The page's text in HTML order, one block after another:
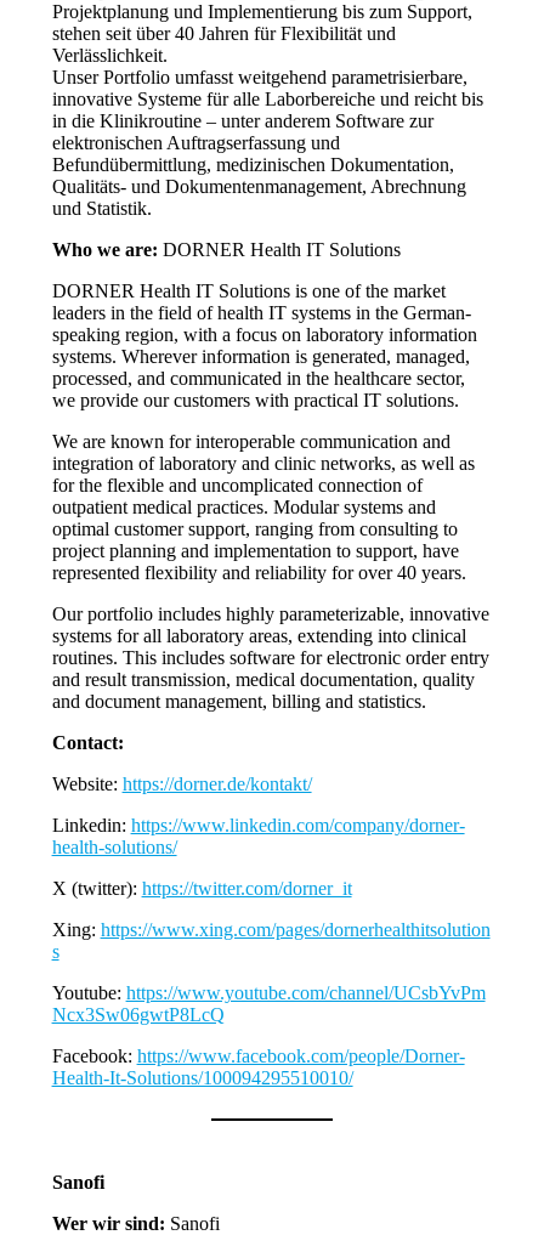
Projektplanung und Implementierung bis zum Support,
stehen seit über 40 Jahren für Flexibilität und
Verlässlichkeit.
Unser Portfolio umfasst weitgehend parametrisierbare,
innovative Systeme für alle Laborbereiche und reicht bis
in die Klinikroutine – unter anderem Software zur
elektronischen Auftragserfassung und
Befundübermittlung, medizinischen Dokumentation,
Qualitäts- und Dokumentenmanagement, Abrechnung
und Statistik.
Who we are: DORNER Health IT Solutions
DORNER Health IT Solutions is one of the market
leaders in the field of health IT systems in the German-
speaking region, with a focus on laboratory information
systems. Wherever information is generated, managed,
processed, and communicated in the healthcare sector,
we provide our customers with practical IT solutions.
We are known for interoperable communication and
integration of laboratory and clinic networks, as well as
for the flexible and uncomplicated connection of
outpatient medical practices. Modular systems and
optimal customer support, ranging from consulting to
project planning and implementation to support, have
represented flexibility and reliability for over 40 years.
Our portfolio includes highly parameterizable, innovative
systems for all laboratory areas, extending into clinical
routines. This includes software for electronic order entry
and result transmission, medical documentation, quality
and document management, billing and statistics.
Contact:
Website: https://dorner.de/kontakt/
Linkedin: https://www.linkedin.com/company/dorner-
health-solutions/
X (twitter): https://twitter.com/dorner_it
Xing: https://www.xing.com/pages/dornerhealthitsolution
s
Youtube: https://www.youtube.com/channel/UCsbYvPm
Ncx3Sw06gwtP8LcQ
Facebook: https://www.facebook.com/people/Dorner-
Health-It-Solutions/100094295510010/
Sanofi
Wer wir sind: Sanofi